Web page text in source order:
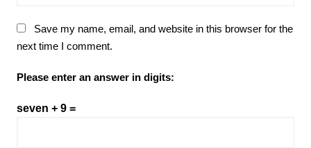
Save my name, email, and website in this browser for the
next time I comment.
Please enter an answer in digits:
seven + 9 =